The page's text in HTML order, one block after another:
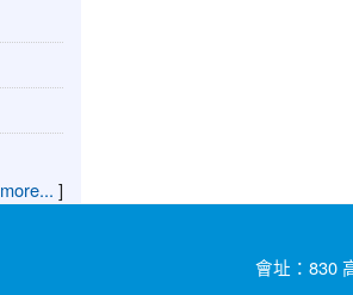
more... ]
會址：830